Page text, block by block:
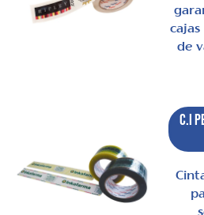
cajas
de
C.I